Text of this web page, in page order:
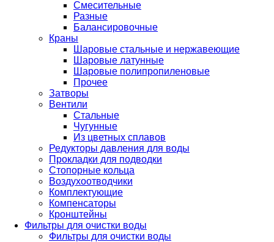
Смесительные
Разные
Балансировочные
Краны
Шаровые стальные и нержавеющие
Шаровые латунные
Шаровые полипропиленовые
Прочее
Затворы
Вентили
Стальные
Чугунные
Из цветных сплавов
Редукторы давления для воды
Прокладки для подводки
Стопорные кольца
Воздухоотводчики
Комплектующие
Компенсаторы
Кронштейны
Фильтры для очистки воды
Фильтры для очистки воды